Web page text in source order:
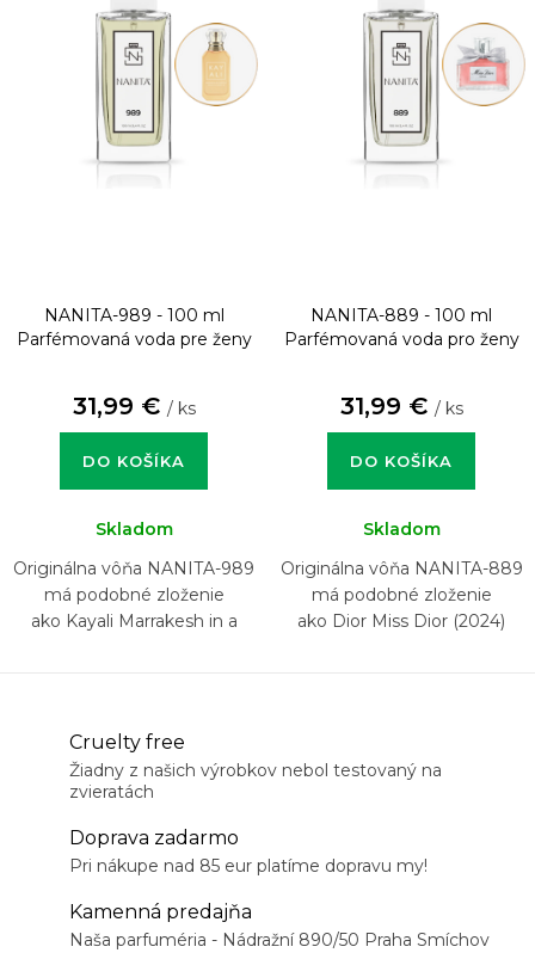
NANITA-989 - 100 ml
Parfémovaná voda pre ženy
31,99 € / ks
DO KOŠÍKA
Skladom
Originálna vôňa NANITA-989
má podobné zloženie
ako Kayali Marrakesh in a
NANITA-889 - 100 ml
Parfémovaná voda pro ženy
31,99 € / ks
DO KOŠÍKA
Skladom
Originálna vôňa NANITA-889
má podobné zloženie
ako Dior Miss Dior (2024)
Cruelty free
Žiadny z našich výrobkov nebol testovaný na
zvieratách
Doprava zadarmo
Pri nákupe nad 85 eur platíme dopravu my!
Kamenná predajňa
Naša parfuméria - Nádražní 890/50 Praha Smíchov